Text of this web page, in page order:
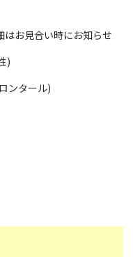
はお見合い時にお知らせ
)
ンタール)